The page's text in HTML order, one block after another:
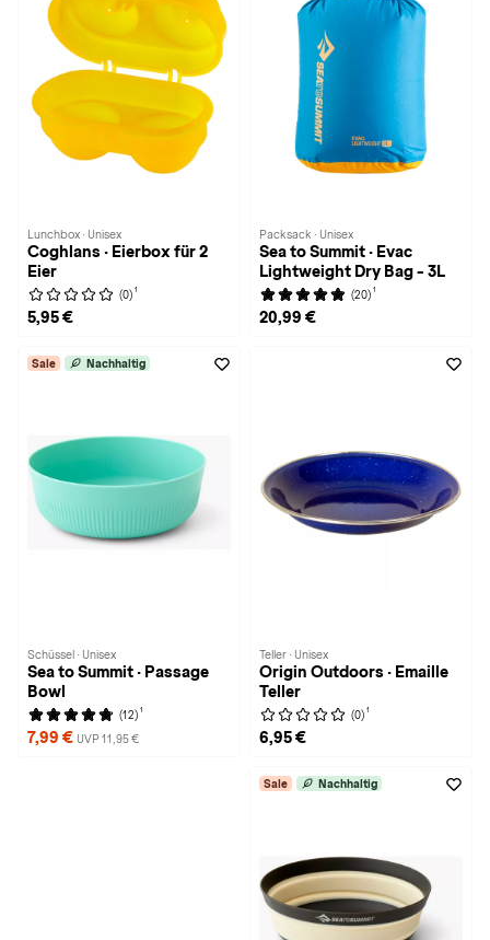
Lunchbox · Unisex
Coghlans · Eierbox für 2
Eier
(0) 1
5,95 €
Packsack · Unisex
Sea to Summit · Evac
Lightweight Dry Bag - 3L
(20) 1
20,99 €
Sale Nachhaltig
Schüssel · Unisex
Sea to Summit · Passage
Bowl
(12) 1
7,99 € UVP 11,95 €
Teller · Unisex
Origin Outdoors · Emaille
Teller
(0) 1
6,95 €
Sale Nachhaltig